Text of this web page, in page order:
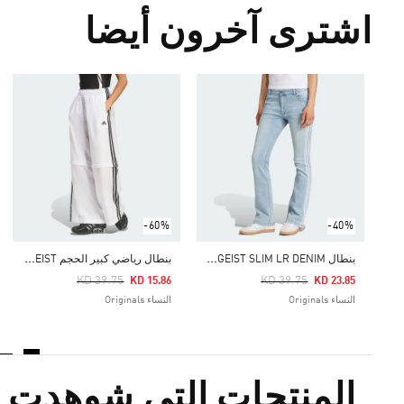
اشترى آخرون أيضا
-40%
ب
نطال ADILENIUM SEASON 4 TEAMGEIST SLIM LR DENIM
Price Reduced From
KD 39.75
To KD 23.85
النساء Originals
-60%
ب
نطال رياضي كبير الحجم ADILENIUM SEASON 4 TEAMGEIST
Price Reduced From
KD 39.75
To KD 15.86
النساء Originals